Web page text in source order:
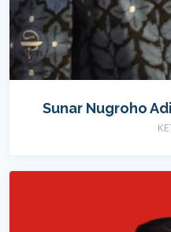
Sunar Nugroho